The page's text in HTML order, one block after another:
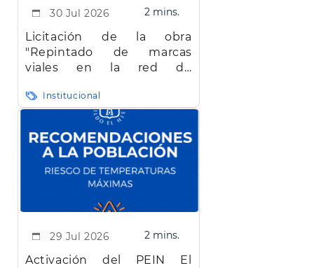
30 Jul 2026 2 mins.
Licitación de la obra
"Repintado de marcas
viales en la red de
Hierro"
Institucional
29 Jul 2026 2 mins.
Activación del PEIN El